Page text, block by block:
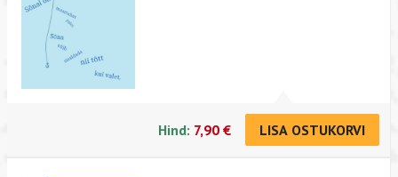
Hind: 7,90 € LISA OSTUKORVI